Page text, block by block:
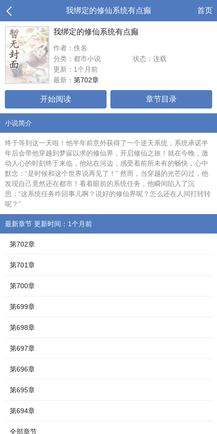
我绑定的修仙系统有点癫 首页
我绑定的修仙系统有点癫
作者：佚名
分类：都市小说
状态：连载
更新：1个月前
最新： 第702章
开始阅读 章节目录
小说简介
终于等到这一天啦！他半年前意外获得了一个逆天系统，系统承诺半
年后会带他穿越到梦寐以求的修仙界，开启修仙之旅！就在今晚，激
动人心的时刻终于来临，他站在河边，感受着前所未有的畅快，心中
默念：“是时候和这个世界说再见了！” 然而，当穿越的光芒闪过，他
发现自己竟然还在都市！看着眼前的系统任务，他瞬间陷入了沉
思：“这系统任务咋回事儿啊？说好的修仙界呢？怎么还在人间打转转
呢？”
最新章节 更新时间：1个月前
第702章
第701章
第700章
第699章
第698章
第697章
第696章
第695章
第694章
全部章节